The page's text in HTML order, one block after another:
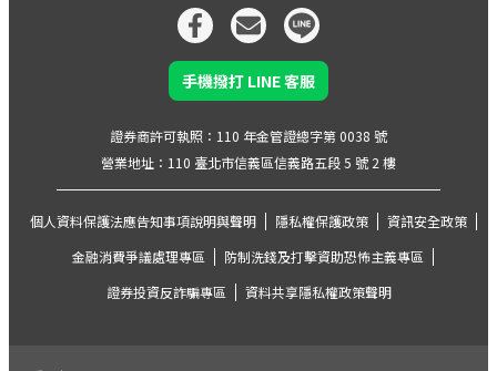
手機撥打 LINE 客服
證券商許可執照：110 年金管證總字第 0038 號
個人資料保護法應告知事項說明與聲明 隱私權保護政策
資訊安全政策
金融消費爭議處理專區
防制洗錢及打擊資助恐怖主義專區
證券投資反詐騙專區
資料共享隱私權政策聲明
營業地址：110 臺北市信義區信義路五段 5 號 2 樓